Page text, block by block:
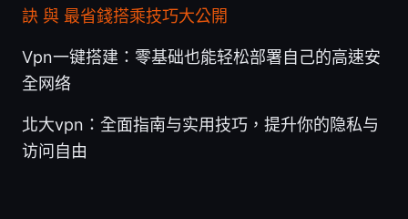
訣 與 最省錢搭乘技巧大公開
Vpn一键搭建：零基础也能轻松部署自己的高速安
全网络
北大vpn：全面指南与实用技巧，提升你的隐私与
访问自由